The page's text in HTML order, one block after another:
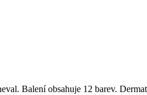
Balení obsahuje 12 barev.